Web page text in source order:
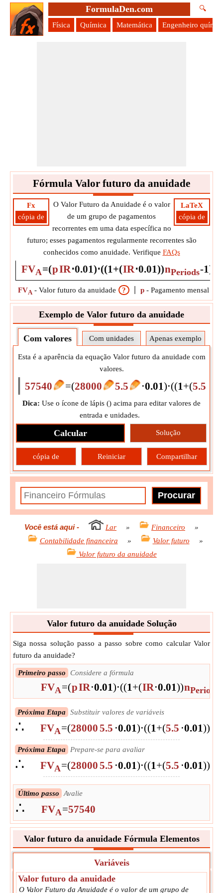
FormulaDen.com 🔍
Física Química Matemática Engenheiro
Fórmula Valor futuro da anuidade
Fx
cópia de
LaTeX
cópia de
O Valor Futuro da Anuidade é o valor
de um grupo de pagamentos
recorrentes em uma data específica no
futuro; esses pagamentos regularmente recorrentes são
conhecidos como anuidade. Verifique FAQs
FVA=(pIR⋅0.01)⋅((1+(IR⋅0.01))nPeriods-1)
FVA - Valor futuro da anuidade ? p - Pagamento mensal
Exemplo de Valor futuro da anuidade
Com valores Com unidades Apenas exemplo
Esta é a aparência da equação Valor futuro da anuidade com
valores.
57540 =(28000 5.5 ⋅0.01)⋅((1+(5.5
Dica: Use o ícone de lápis () acima para editar valores de
entrada e unidades.
Calcular Solução
cópia de Reiniciar Compartilhar
Você está aqui- Lar » Financeiro
»
Contabilidade financeira
» Valor futuro
»
Valor futuro da anuidade
Valor futuro da anuidade Solução
Siga nossa solução passo a passo sobre como calcular Valor
futuro da anuidade?
Primeiro passo Considere a fórmula
FVA=(pIR⋅0.01)⋅((1+(IR⋅0.01))nPeriods
Próxima Etapa Substituir valores de variáveis
∴ FVA=(280005.5 ⋅0.01)⋅((1+(5.5 ⋅0.01))
Próxima Etapa Prepare-se para avaliar
∴ FVA=(280005.5 ⋅0.01)⋅((1+(5.5 ⋅0.01))
Último passo Avalie
∴ FVA=57540
Valor futuro da anuidade Fórmula Elementos
Variáveis
Valor futuro da anuidade
O Valor Futuro da Anuidade é o valor de um grupo de